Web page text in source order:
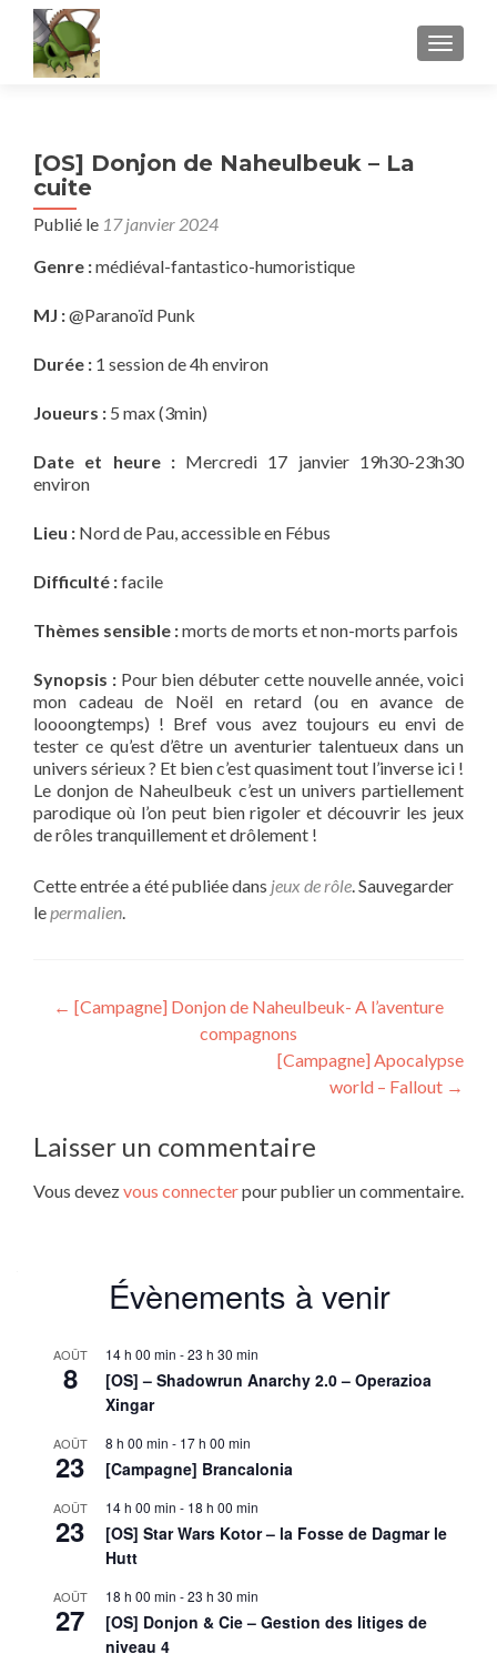
[OS] Donjon de Naheulbeuk – La
cuite
Publié le 17 janvier 2024
Genre :médiéval-fantastico-humoristique
MJ :@Paranoïd Punk
Durée : 1 session de 4h environ
Joueurs : 5 max (3min)
Date et heure :Mercredi 17 janvier 19h30-23h30
environ
Lieu : Nord de Pau, accessible en Fébus
Difficulté :facile
Thèmes sensible :morts de morts et non-morts parfois
Synopsis :Pour bien débuter cette nouvelle année, voici
mon cadeau de Noël en retard (ou en avance de
loooongtemps) ! Bref vous avez toujours eu envi de
tester ce qu’est d’être un aventurier talentueux dans un
univers sérieux ? Et bien c’est quasiment tout l’inverse ici !
Le donjon de Naheulbeuk c’est un univers partiellement
parodique où l’on peut bien rigoler et découvrir les jeux
de rôles tranquillement et drôlement !
Cette entrée a été publiée dans jeux de rôle. Sauvegarder
lepermalien.
Navigation
← [Campagne] Donjon de Naheulbeuk- A l’aventure
compagnons
[Campagne] Apocalypse
world – Fallout →
Laisser un commentaire
Vous devezvous connecterpour publier un commentaire.
Évènements à venir
AOÛT
8
14 h 00 min -23 h 30 min
[OS] – Shadowrun Anarchy 2.0 – Operazioa
Xingar
AOÛT
23
8 h 00 min - 17 h 00 min
[Campagne] Brancalonia
AOÛT
23
14 h 00 min - 18 h 00 min
[OS] Star Wars Kotor – la Fosse de Dagmar le
Hutt
AOÛT
27
18 h 00 min -23 h 30 min
[OS] Donjon & Cie – Gestion des litiges de
niveau 4